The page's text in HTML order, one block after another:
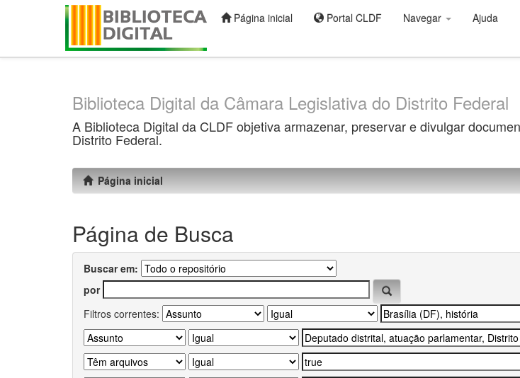
Página inicial Portal CLDF Navegar Ajuda
Biblioteca Digital da Câmara Legislativa do Distrito Federal
A Biblioteca Digital da CLDF objetiva armazenar, preservar e divulgar
Distrito Federal.
Página inicial
Página de Busca
Buscar em:
por
Filtros correntes: